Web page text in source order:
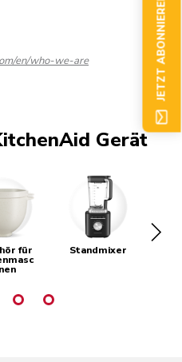
en/who-we-are
Gerät
für Standmixer
JETZT ABONNIEREN